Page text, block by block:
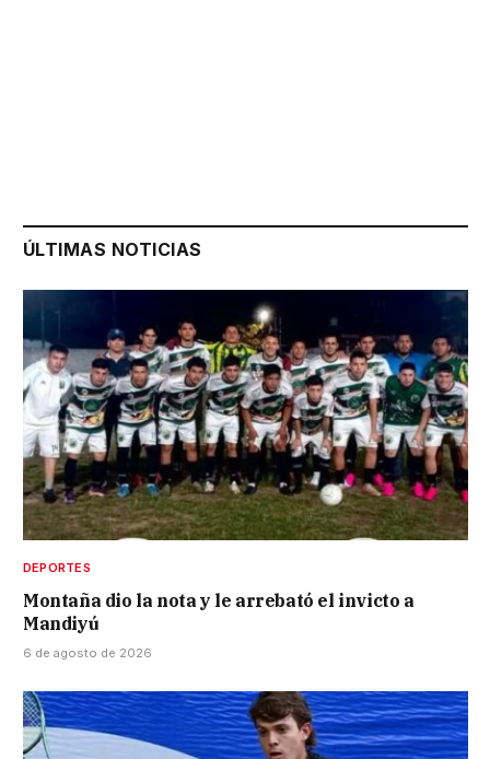
ÚLTIMAS NOTICIAS
DEPORTES
Montaña dio la nota y le arrebató el invicto a
Mandiyú
6 de agosto de 2026